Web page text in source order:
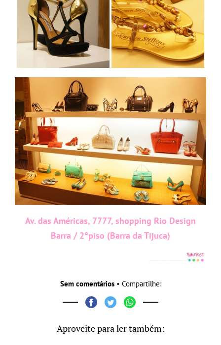
Av. das Américas, 7777, shopping Rio Design
Barra / 2°piso (Barra da Tijuca)
Sem comentários• Compartilhe:
Aproveite para ler também: